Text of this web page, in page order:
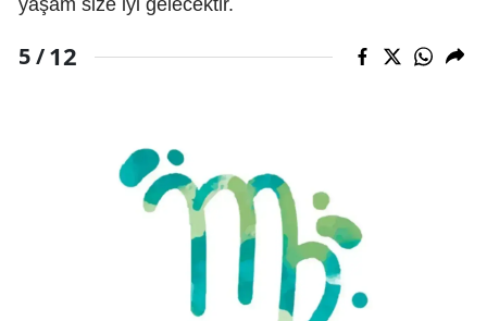
yaşam size iyi gelecektir.
5 /12